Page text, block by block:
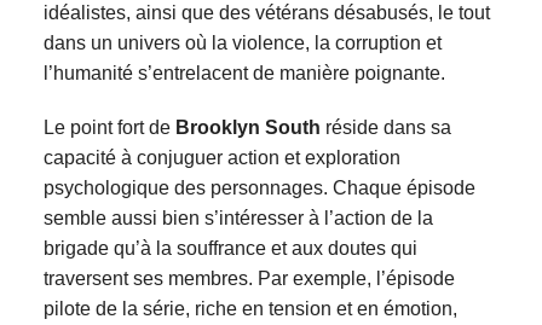
idéalistes, ainsi que des vétérans désabusés, le tout
dans un univers où la violence, la corruption et
l’humanité s’entrelacent de manière poignante.
Le point fort de Brooklyn South réside dans sa
capacité à conjuguer action et exploration
psychologique des personnages. Chaque épisode
semble aussi bien s’intéresser à l’action de la
brigade qu’à la souffrance et aux doutes qui
traversent ses membres. Par exemple, l’épisode
pilote de la série, riche en tension et en émotion,